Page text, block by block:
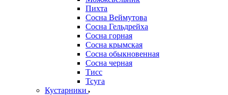
Пихта
Сосна Веймутова
Сосна Гельдрейха
Сосна горная
Сосна крымская
Сосна обыкновенная
Сосна черная
Тисс
Тсуга
Кустарники